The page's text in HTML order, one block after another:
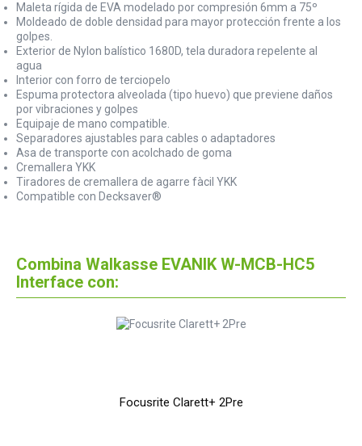
Maleta rígida de EVA modelado por compresión 6mm a 75º
Moldeado de doble densidad para mayor protección frente a los
golpes.
Exterior de Nylon balístico 1680D, tela duradora repelente al
agua
Interior con forro de terciopelo
Espuma protectora alveolada (tipo huevo) que previene daños
por vibraciones y golpes
Equipaje de mano compatible.
Separadores ajustables para cables o adaptadores
Asa de transporte con acolchado de goma
Cremallera YKK
Tiradores de cremallera de agarre fàcil YKK
Compatible con Decksaver®
Combina Walkasse EVANIK W-MCB-HC5
Interface con:
Focusrite Clarett+ 2Pre